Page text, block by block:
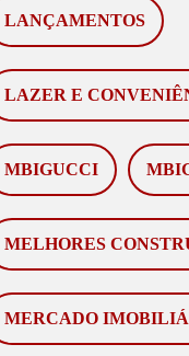
LANÇAMENTOS
LAZER E
MBIGUCCI
MELHORES
MERCADO